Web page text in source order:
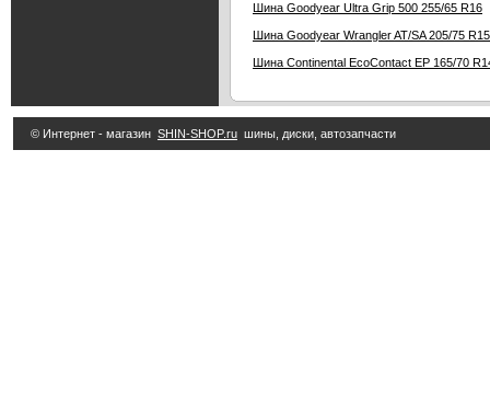
Шина Goodyear Ultra Grip 500 255/65 R16
Шина Goodyear Wrangler AT/SA 205/75 R15
Шина Continental EcoContact EP 165/70
© Интернет - магазин SHIN-SHOP.ru шины, диски, автозапчасти